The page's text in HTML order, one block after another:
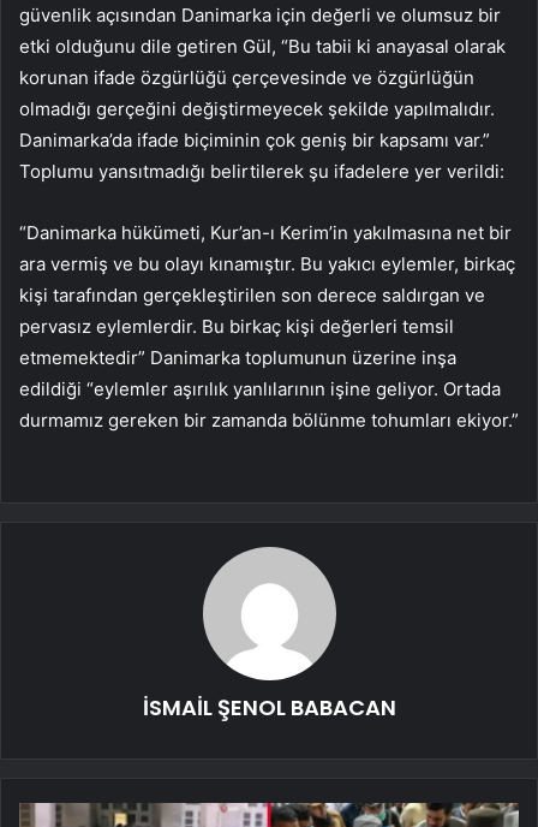
güvenlik açısından Danimarka için değerli ve olumsuz bir
etki olduğunu dile getiren Gül, “Bu tabii ki anayasal olarak
korunan ifade özgürlüğü çerçevesinde ve özgürlüğün
olmadığı gerçeğini değiştirmeyecek şekilde yapılmalıdır.
Danimarka’da ifade biçiminin çok geniş bir kapsamı var.”
Toplumu yansıtmadığı belirtilerek şu ifadelere yer verildi:
“Danimarka hükümeti, Kur’an-ı Kerim’in yakılmasına net bir
ara vermiş ve bu olayı kınamıştır. Bu yakıcı eylemler, birkaç
kişi tarafından gerçekleştirilen son derece saldırgan ve
pervasız eylemlerdir. Bu birkaç kişi değerleri temsil
etmemektedir” Danimarka toplumunun üzerine inşa
edildiği “eylemler aşırılık yanlılarının işine geliyor. Ortada
durmamız gereken bir zamanda bölünme tohumları ekiyor.”
İSMAİL ŞENOL BABACAN